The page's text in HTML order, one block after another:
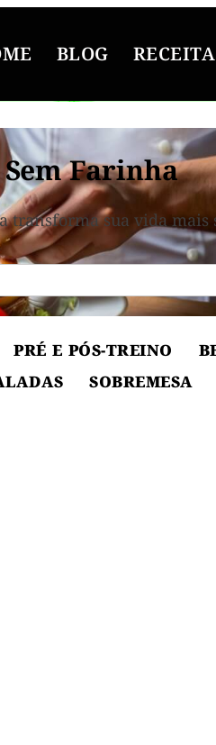
BLOG RECEITA
Farinha
transforma sua vida mais
PRÉ E PÓS-TREINO
SOBREMESA